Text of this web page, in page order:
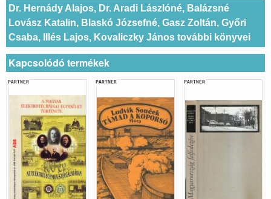
Dr. Hernády Alajos, Dr. Aradi Lászlóné, Balázsné
Lovász Katalin, Blaskó Józsefné, Gasz Zoltán, Győri
Csaba, Illés Lajos, Kovaliczky János további könyvei
Kapcsolódó termékek
PARTNER PARTNER PARTNER